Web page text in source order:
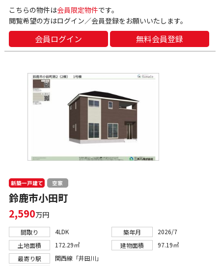
こちらの物件は会員限定物件です。
閲覧希望の方はログイン／会員登録をお願いいたします。
会員ログイン 無料会員登録
新築一戸建て 空家
鈴鹿市小田町
2,590万円
間取り 4LDK 築年月
2026/7
土地面積
172.29㎡ 建物面積
97.19㎡
最寄り駅
関西線「井田川」